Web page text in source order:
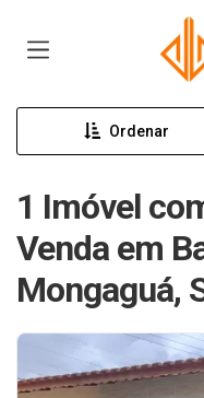
Ordenar
1 Imóvel
Venda em
Mongaguá,